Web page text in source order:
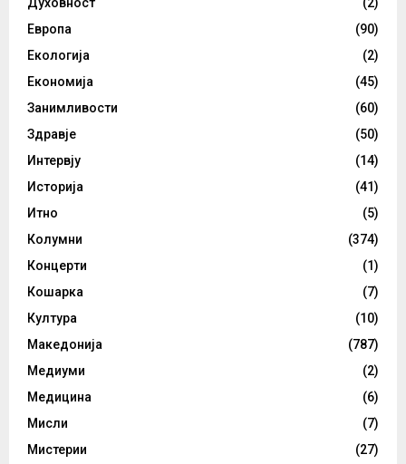
Европа
(90)
Екологија
(2)
Економија
(45)
Занимливости
(60)
Здравје
(50)
Интервју
(14)
Историја
(41)
Итно
(5)
Колумни
(374)
Концерти
(1)
Кошарка
(7)
Култура
(10)
Македонија
(787)
Медиуми
(2)
Медицина
(6)
Мисли
(7)
Мистерии
(27)